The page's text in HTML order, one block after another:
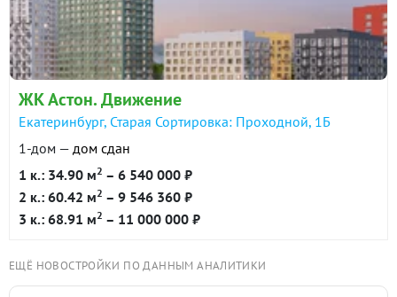
ЖК Астон. Движение
Екатеринбург, Старая Сортировка: Проходной, 1Б
1-дом — дом сдан
1 к.: 34.90 м2 – 6 540 000 ₽
2 к.: 60.42 м2 – 9 546 360 ₽
3 к.: 68.91 м2 – 11 000 000 ₽
ЕЩЁ НОВОСТРОЙКИ ПО ДАННЫМ АНАЛИТИКИ